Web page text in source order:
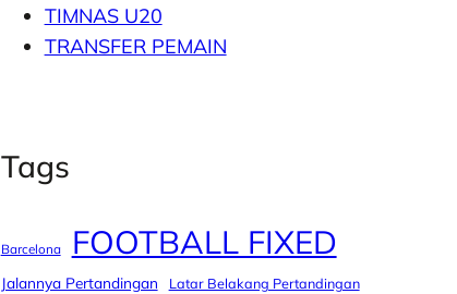
TIMNAS U20
TRANSFER PEMAIN
Tags
Barcelona FOOTBALL FIXED
Jalannya Pertandingan Latar Belakang Pertandingan